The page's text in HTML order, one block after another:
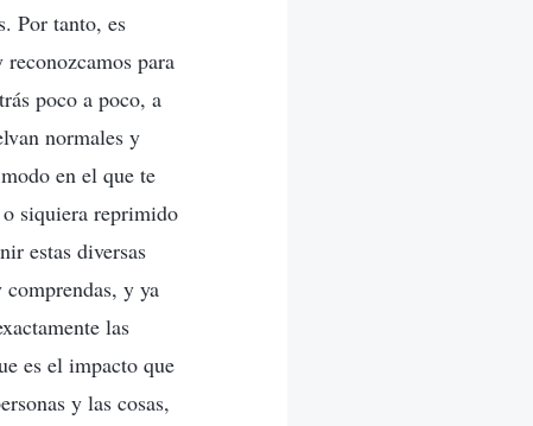
Por tanto, es
para
poco a poco, a
normales y
en el que te
o siquiera reprimido
estas diversas
y ya
las
es el impacto que
y las cosas,